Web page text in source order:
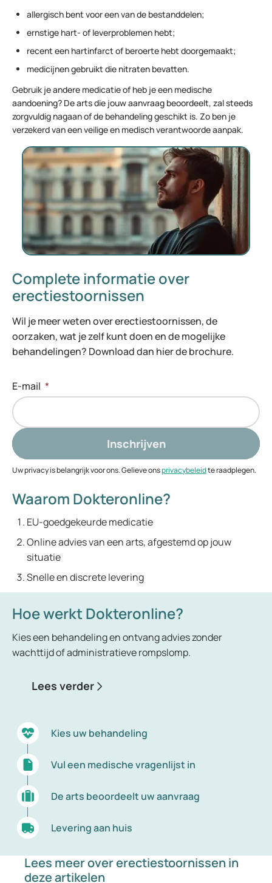
allergisch bent voor een van de bestanddelen;
ernstige hart- of leverproblemen hebt;
recent een hartinfarct of beroerte hebt doorgemaakt;
medicijnen gebruikt die nitraten bevatten.
Gebruik je andere medicatie of heb je een medische
aandoening? De arts die jouw aanvraag beoordeelt, zal steeds
zorgvuldig nagaan of de behandeling geschikt is. Zo ben je
verzekerd van een veilige en medisch verantwoorde aanpak.
Complete informatie over
erectiestoornissen
Wil je meer weten over erectiestoornissen, de
oorzaken, wat je zelf kunt doen en de mogelijke
behandelingen? Download dan hier de brochure.
E-mail *
Inschrijven
Uw privacy is belangrijk voor ons. Gelieve onsprivacybeleidte raadplegen.
Waarom Dokteronline?
EU-goedgekeurde medicatie
Online advies van een arts, afgestemd op jouw
situatie
Snelle en discrete levering
Hoe werkt Dokteronline?
Kies een behandeling en ontvang advies zonder
wachttijd of administratieve rompslomp.
Lees verder
Kies uw behandeling
Vul een medische vragenlijst in
De arts beoordeelt uw aanvraag
Levering aan huis
Lees meer over erectiestoornissen in
deze artikelen